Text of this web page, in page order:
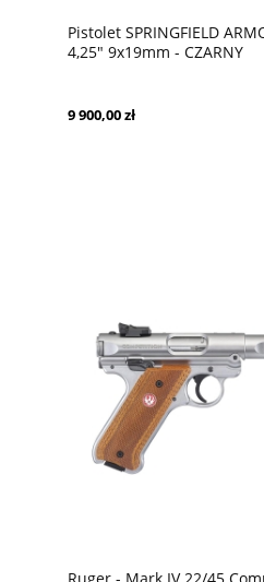
Pistolet SPRINGFIELD
4,25" 9x19mm - CZARNY
9 900,00 zł
Ruger - Mark IV 22/45